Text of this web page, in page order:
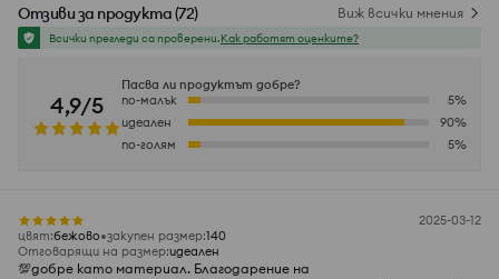
Отзиви за продукта(72) Виж всички мнения
Всички прегледи са проверени.Как работят оценките?
4,9/5
Пасва ли продуктът добре?
по-малък
5%
идеален
90%
по-голям
5%
2025-03-12
цвят:бежово закупен размер:140
Отговарящи на размер:идеален
💯добре като материал. Благодарение на